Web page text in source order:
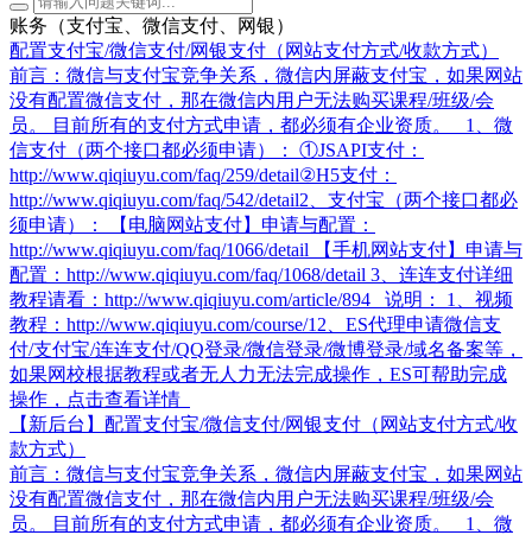
账务（支付宝、微信支付、网银）
配置支付宝/微信支付/网银支付（网站支付方式/收款方式）
前言：微信与支付宝竞争关系，微信内屏蔽支付宝，如果网站
没有配置微信支付，那在微信内用户无法购买课程/班级/会
员。 目前所有的支付方式申请，都必须有企业资质。 1、微
信支付（两个接口都必须申请）： ①JSAPI支付：
http://www.qiqiuyu.com/faq/259/detail​ ②H5支付：
http://www.qiqiuyu.com/faq/542/detail​ 2、支付宝（两个接口都必
须申请）： 【电脑网站支付】申请与配置：
http://www.qiqiuyu.com/faq/1066/detail 【手机网站支付】申请与
配置：http://www.qiqiuyu.com/faq/1068/detail 3、连连支付详细
教程请看：http://www.qiqiuyu.com/article/894 说明： 1、视频
教程：http://www.qiqiuyu.com/course/1​ 2、ES代理申请微信支
付/支付宝/连连支付/QQ登录/微信登录/微博登录/域名备案等，
如果网校根据教程或者无人力无法完成操作，ES可帮助完成
操作，点击查看详情
【新后台】配置支付宝/微信支付/网银支付（网站支付方式/收
款方式）
前言：微信与支付宝竞争关系，微信内屏蔽支付宝，如果网站
没有配置微信支付，那在微信内用户无法购买课程/班级/会
员。 目前所有的支付方式申请，都必须有企业资质。 1、微